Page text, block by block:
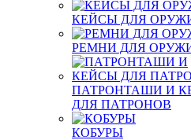
КЕЙСЫ ДЛЯ
РЕМНИ ДЛЯ
ПАТРОНТАШИ И
ДЛЯ ПАТРОНОВ
КОБУРЫ